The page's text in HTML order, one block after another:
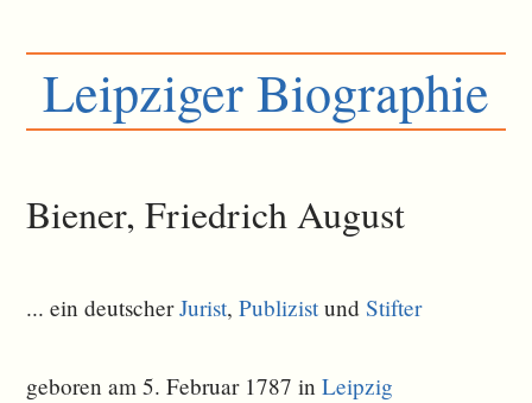
Leipziger Biographie
Biener, Friedrich August
... ein deutscherJurist,Publizist undStifter
geboren am 5. Februar 1787 inLeipzig